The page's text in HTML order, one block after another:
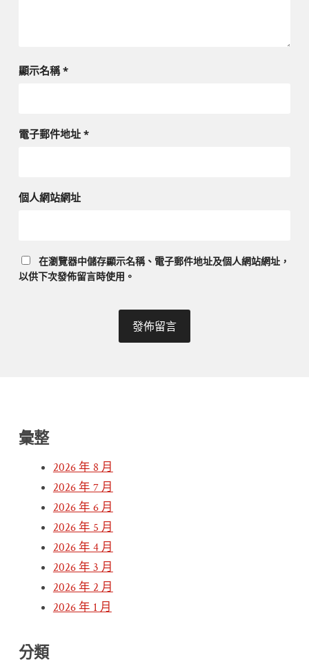
顯示名稱*
電子郵件地址 *
個人網站網址
在瀏覽器中儲存顯示名稱、電子郵件地址及個人網站網址，
以供下次發佈留言時使用。
彙整
2026 年 8 月
2026 年 7 月
2026 年 6 月
2026 年 5 月
2026 年 4 月
2026 年 3 月
2026 年 2 月
2026 年 1 月
分類